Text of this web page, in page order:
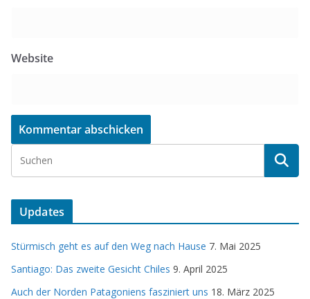
Website
Updates
Stürmisch geht es auf den Weg nach Hause 7. Mai 2025
Santiago: Das zweite Gesicht Chiles 9. April 2025
Auch der Norden Patagoniens fasziniert uns 18. März 2025